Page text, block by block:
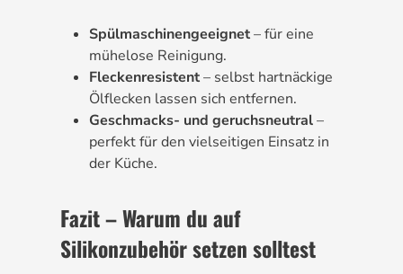
Spülmaschinengeeignet– für eine
mühelose Reinigung.
Fleckenresistent– selbst hartnäckige
Ölflecken lassen sich entfernen.
Geschmacks- und geruchsneutral–
perfekt für den vielseitigen Einsatz in
der Küche.
Fazit – Warum du auf
Silikonzubehör setzen solltest